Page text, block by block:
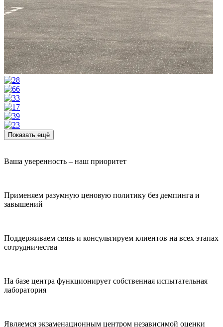
Показать ещё
Ваша уверенность – наш приоритет
Применяем разумную ценовую политику без демпинга и
завышений
Поддерживаем связь и консультируем клиентов на всех этапах
сотрудничества
На базе центра функционирует собственная испытательная
лаборатория
Являемся экзаменационным центром независимой оценки